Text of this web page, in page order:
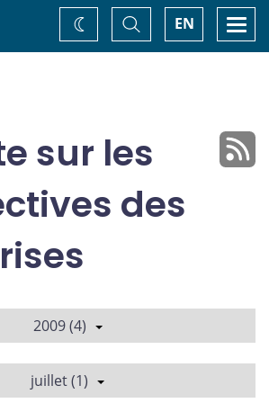
EN
Basculer
la
recherche
Changez
de
sur les
des
2009 (4)
juillet (1)